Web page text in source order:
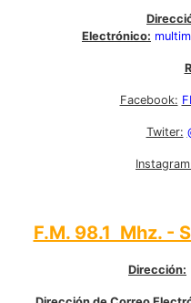
Electrónico:
Facebook:
Twiter:
F.M. 98.1 Mhz. -
Dirección: